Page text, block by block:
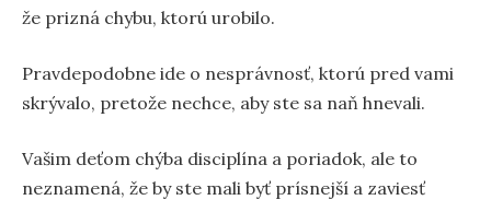
že prizná chybu, ktorú urobilo.
Pravdepodobne ide o nesprávnosť, ktorú pred vami
skrývalo, pretože nechce, aby ste sa naň hnevali.
Vašim deťom chýba disciplína a poriadok, ale to
neznamená, že by ste mali byť prísnejší a zaviesť